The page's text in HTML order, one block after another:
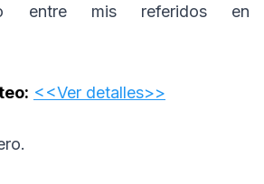
entre mis referidos en
<<Ver detalles>>